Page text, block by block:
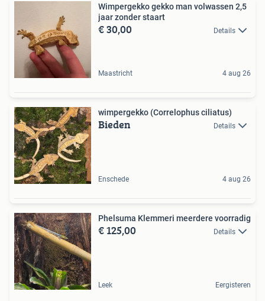
Wimpergekko gekko man volwassen 2,5
jaar zonder staart
€ 30,00 Details
Maastricht 4 aug 26
wimpergekko (Correlophus ciliatus)
Bieden Details
Enschede 4 aug 26
Phelsuma Klemmeri meerdere voorradig
€ 125,00 Details
Leek Eergisteren